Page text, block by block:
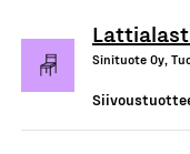
Sinituote Oy,